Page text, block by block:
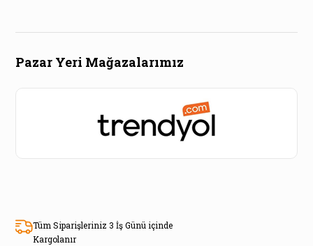
Pazar Yeri Mağazalarımız
Tüm Siparişleriniz 3 İş Günü içinde
Kargolanır